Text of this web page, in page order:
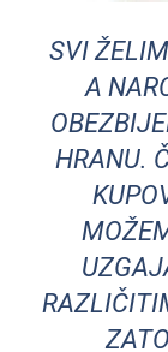
SVI
A
HRANU.